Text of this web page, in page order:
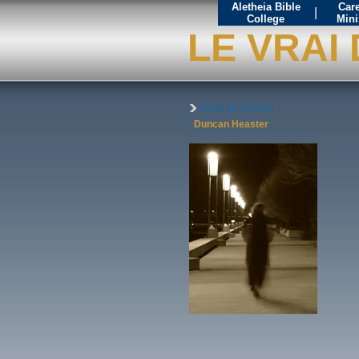
Aletheia Bible
College
LE VRAI
email de l'auteur
,Duncan Heaster